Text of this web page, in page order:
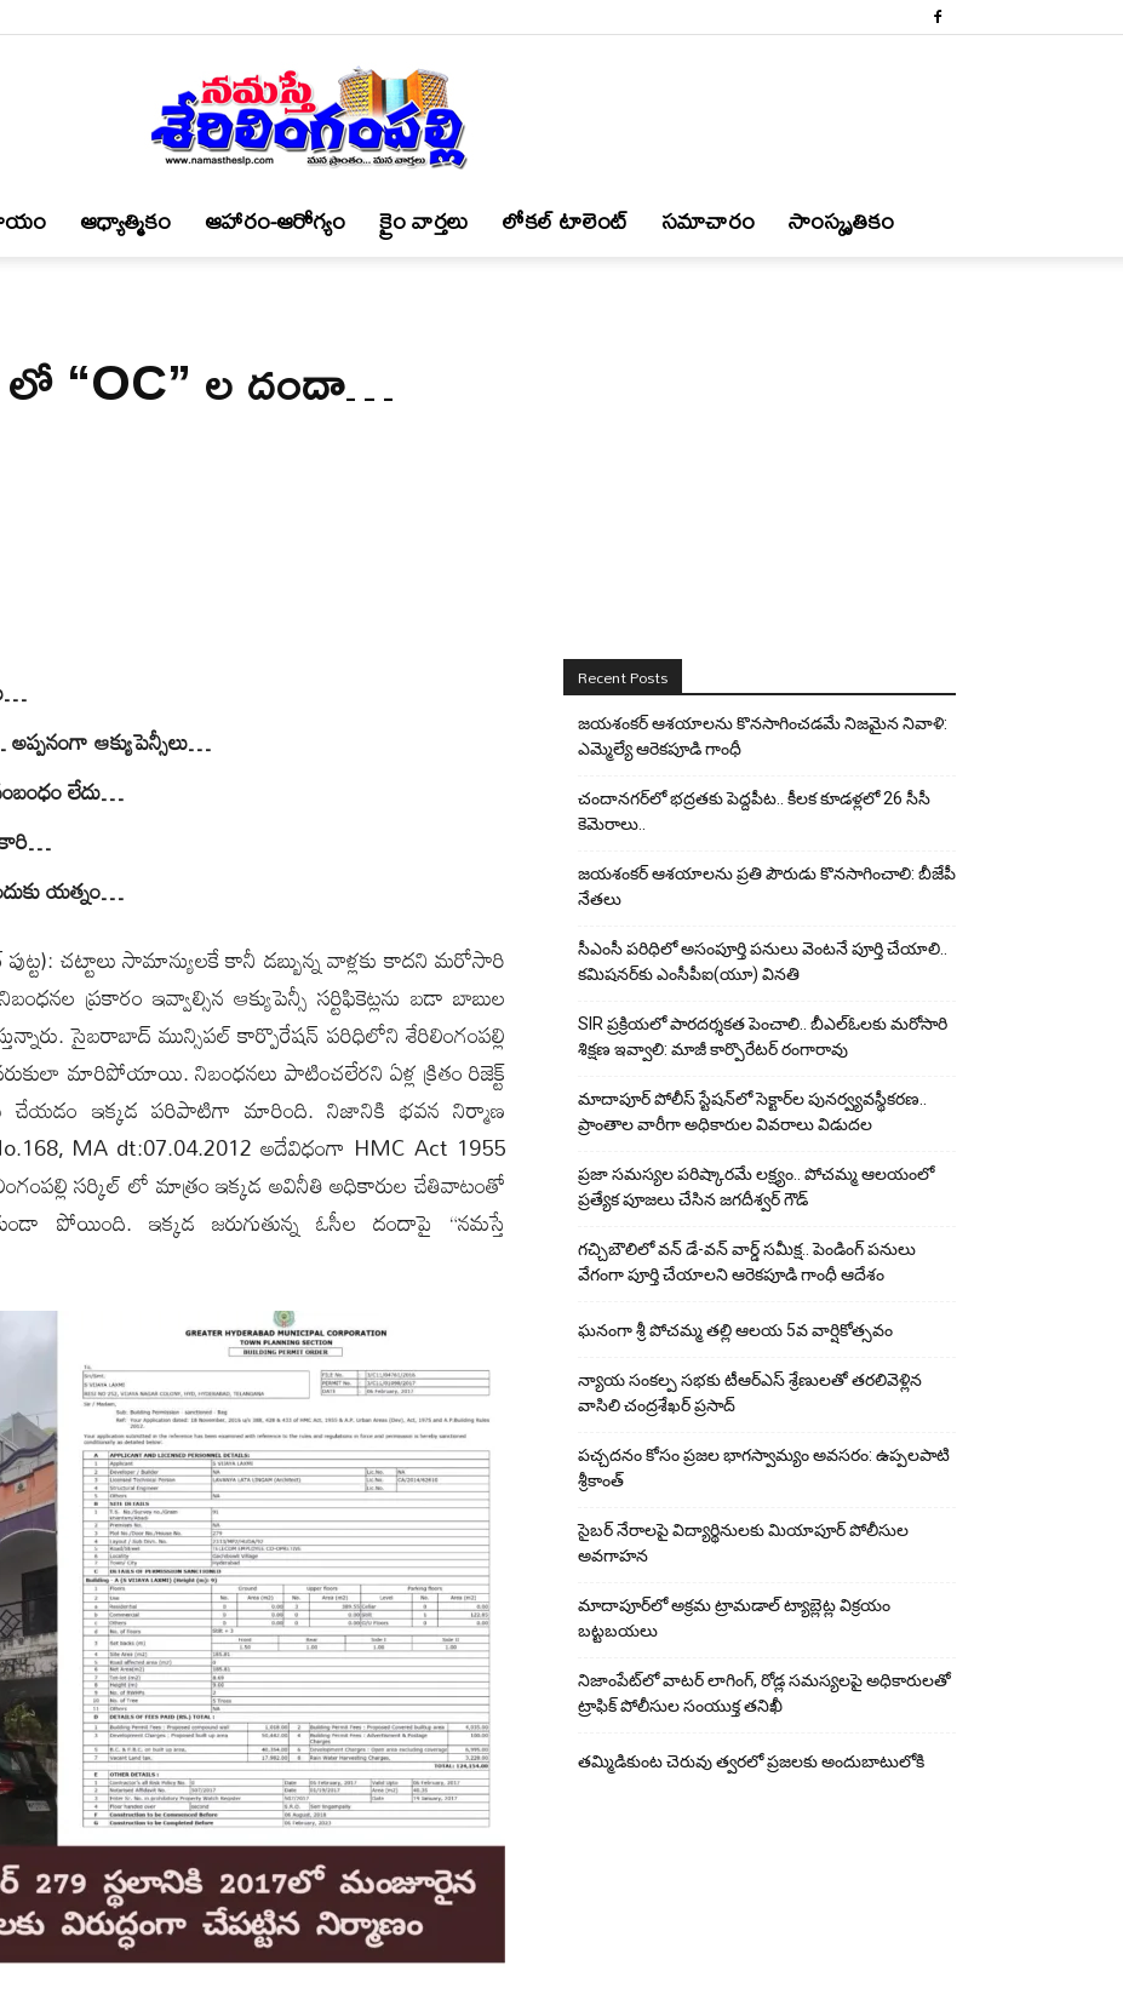
శేరిలింగంపల్లి
ఆధ్యాత్మికం ఆహారం-ఆరోగ్యం క్రైం వార్త‌లు లోకల్ టాలెంట్ స‌మాచారం సాంస్కృతికం
లో “OC” ల దందా…
ఆక్యుపెన్సీలు…
లేదు…
యత్నం…
చట్టాలు సామాన్యులకే కానీ డబ్బున్న వాళ్లకు కాదని మరోసారి
ప్రకారం ఇవ్వాల్సిన ఆక్యుపెన్సీ సర్టిఫికెట్లను బడా బాబుల
సైబరాబాద్ మున్సిపల్ కార్పొరేషన్ పరిధిలోని శేరిలింగంపల్లి
సరుకులా మారిపోయాయి. నిబంధనలు పాటించలేరని ఏళ్ల క్రితం రిజెక్ట్
చేయడం ఇక్కడ పరిపాటిగా మారింది. నిజానికి భవన నిర్మాణ
MA dt:07.04.2012 అదేవిధంగా HMC Act 1955
సర్కిల్ లో మాత్రం ఇక్కడ అవినీతి అధికారుల చేతివాటంతో
పోయింది. ఇక్కడ జరుగుతున్న ఓసీల దందాపై “నమస్తే
Recent Posts
జయశంకర్ ఆశయాలను కొనసాగించడమే నిజమైన నివాళి:
ఎమ్మెల్యే ఆరెక‌పూడి గాంధీ
చందానగర్‌లో భద్రతకు పెద్దపీట.. కీలక కూడళ్లలో 26 సీసీ
కెమెరాలు..
జయశంకర్ ఆశయాలను ప్రతి పౌరుడు కొనసాగించాలి: బీజేపీ
నేతలు
సీఎంసీ పరిధిలో అసంపూర్తి పనులు వెంటనే పూర్తి చేయాలి..
కమిషనర్‌కు ఎంసీపీఐ(యూ) వినతి
SIR ప్రక్రియలో పారదర్శకత పెంచాలి.. బీఎల్ఓలకు మరోసారి
శిక్షణ ఇవ్వాలి: మాజీ కార్పొరేటర్ రంగారావు
మాదాపూర్ పోలీస్‌ స్టేషన్‌లో సెక్టార్‌ల పునర్వ్యవస్థీకరణ..
ప్రాంతాల వారీగా అధికారుల వివరాలు విడుదల
ప్రజా సమస్యల పరిష్కారమే లక్ష్యం.. పోచమ్మ ఆలయంలో
ప్రత్యేక పూజలు చేసిన జగదీశ్వర్ గౌడ్
గచ్చిబౌలిలో వన్ డే-వన్ వార్డ్ సమీక్ష.. పెండింగ్ పనులు
వేగంగా పూర్తి చేయాలని ఆరెకపూడి గాంధీ ఆదేశం
ఘ‌నంగా శ్రీ పోచమ్మ త‌ల్లి ఆలయ 5వ వార్షికోత్సవం
న్యాయ సంక‌ల్ప స‌భ‌కు టీఆర్ఎస్ శ్రేణుల‌తో త‌ర‌లివెళ్లిన
వాసిలి చంద్ర‌శేఖ‌ర్ ప్ర‌సాద్
పచ్చదనం కోసం ప్రజల భాగస్వామ్యం అవసరం: ఉప్పలపాటి
శ్రీకాంత్
సైబర్ నేరాలపై విద్యార్థినులకు మియాపూర్ పోలీసుల
అవగాహన
మాదాపూర్‌లో అక్రమ ట్రామడాల్ ట్యాబ్లెట్ల విక్రయం
బట్టబయలు
నిజాంపేట్‌లో వాటర్ లాగింగ్, రోడ్ల సమస్యలపై అధికారులతో
ట్రాఫిక్ పోలీసుల సంయుక్త తనిఖీ
తమ్మిడికుంట చెరువు త్వరలో ప్రజలకు అందుబాటులోకి